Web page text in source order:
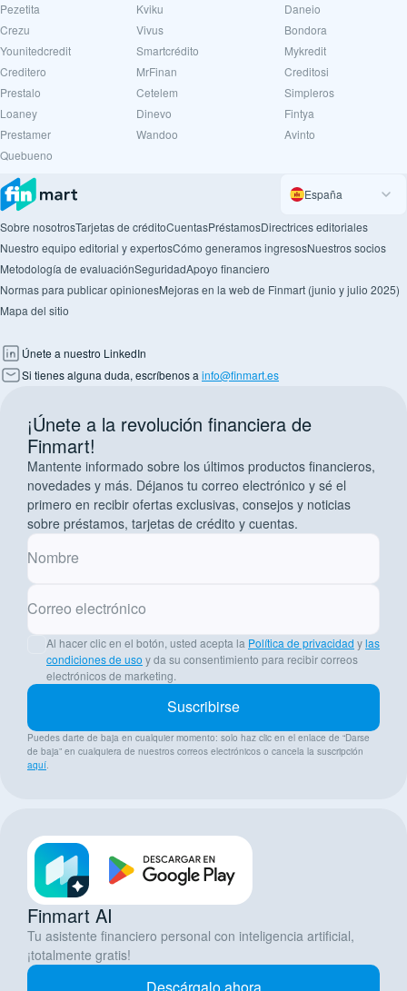
Pezetita
Crezu
Younitedcredit
Creditero
Prestalo
Loaney
Prestamer
Quebueno
Kviku
Vivus
Smartcrédito
MrFinan
Cetelem
Dinevo
Wandoo
Daneio
Bondora
Mykredit
Creditosi
Simpleros
Fintya
Avinto
España
Sobre nosotrosTarjetas de créditoCuentasPréstamosDirectrices editoriales
Nuestro equipo editorial y expertosCómo generamos ingresosNuestros socios
Metodología de evaluaciónSeguridadApoyo financiero
Normas para publicar opinionesMejoras en la web de Finmart (junio y julio 2025)
Mapa del sitio
Únete a nuestro LinkedIn
Si tienes alguna duda, escríbenos a info@finmart.es
¡Únete a la revolución financiera de
Finmart!
Mantente informado sobre los últimos productos financieros,
novedades y más. Déjanos tu correo electrónico y sé el
primero en recibir ofertas exclusivas, consejos y noticias
sobre préstamos, tarjetas de crédito y cuentas.
Nombre
Correo electrónico
Al hacer clic en el botón, usted acepta la Política de privacidad ylas
condiciones de uso y da su consentimiento para recibir correos
electrónicos de marketing.
Suscribirse
Puedes darte de baja en cualquier momento: solo haz clic en el enlace de “Darse
de baja” en cualquiera de nuestros correos electrónicos o cancela la suscripción
aquí.
Finmart AI
Tu asistente financiero personal con inteligencia artificial,
¡totalmente gratis!